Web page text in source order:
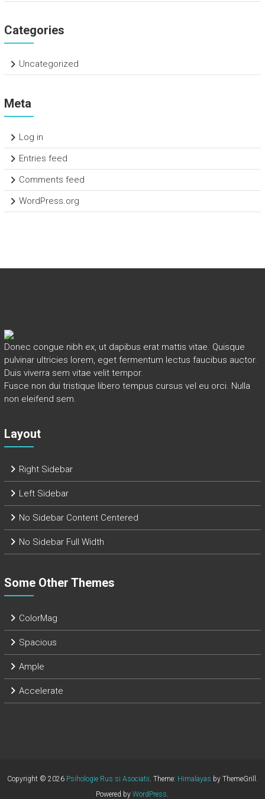
Categories
Uncategorized
Meta
Log in
Entries feed
Comments feed
WordPress.org
Donec congue nibh ex, ut dapibus erat mattis vitae. Quisque
pulvinar ultricies lorem, eget fermentum lectus faucibus auctor.
Duis viverra sem vitae velit tempor.
Fusce non dui tristique libero tempus cursus vel eu orci. Nulla
non eleifend sem.
Layout
Right Sidebar
Left Sidebar
No Sidebar Content Centered
No Sidebar Full Width
Some Other Themes
ColorMag
Spacious
Ample
Accelerate
Copyright © 2026 Psihologie Rus si Asociatii. Theme: Himalayas by ThemeGrill.
Powered byWordPress.